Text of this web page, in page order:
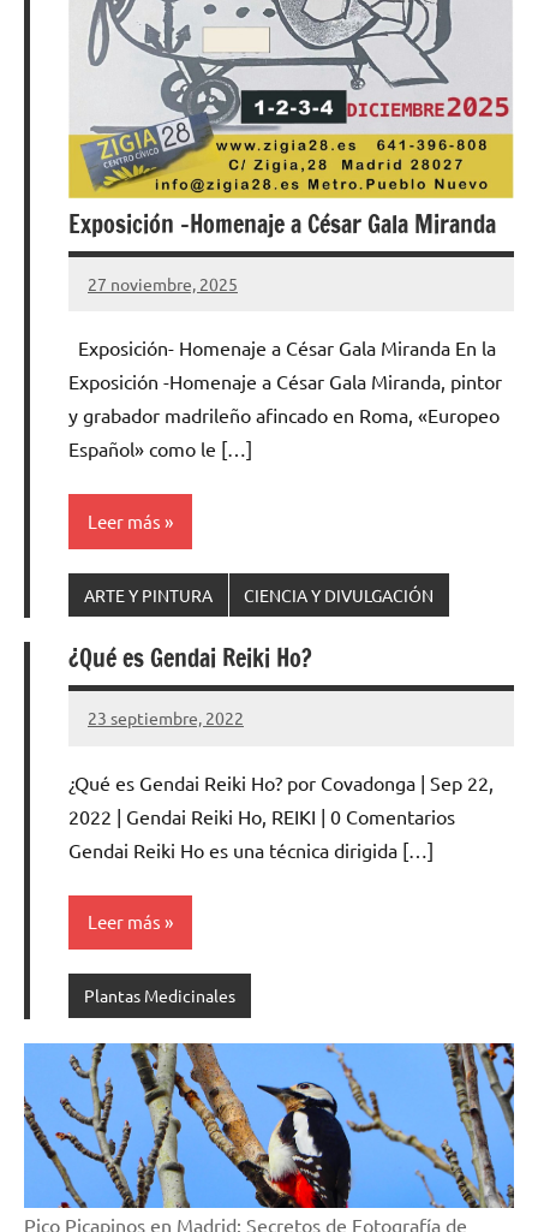
Exposición -Homenaje a César Gala Miranda
27 noviembre, 2025
Cuidasdeti
3
Exposición- Homenaje a César Gala Miranda En la
Exposición -Homenaje a César Gala Miranda, pintor
y grabador madrileño afincado en Roma, «Europeo
Español» como le […]
Leer más
ARTE Y PINTURA CIENCIA Y DIVULGACIÓN
¿Qué es Gendai Reiki Ho?
23 septiembre, 2022
Cuidasdeti
No
comentarios
¿Qué es Gendai Reiki Ho? por Covadonga | Sep 22,
2022 | Gendai Reiki Ho, REIKI | 0 Comentarios
Gendai Reiki Ho es una técnica dirigida […]
Leer más
Plantas Medicinales
Pico Picapinos en Madrid: Secretos de Fotografía de